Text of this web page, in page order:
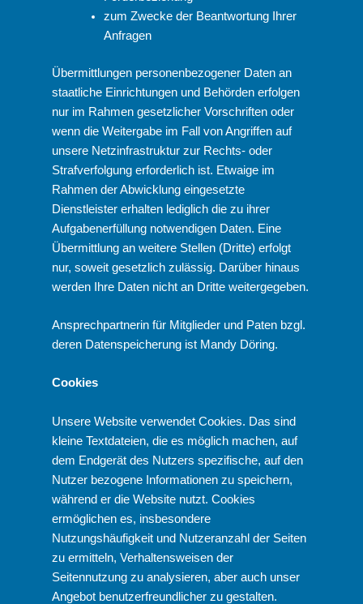
zum Zwecke der Beantwortung Ihrer
Anfragen
Übermittlungen personenbezogener Daten an
staatliche Einrichtungen und Behörden erfolgen
nur im Rahmen gesetzlicher Vorschriften oder
wenn die Weitergabe im Fall von Angriffen auf
unsere Netzinfrastruktur zur Rechts- oder
Strafverfolgung erforderlich ist. Etwaige im
Rahmen der Abwicklung eingesetzte
Dienstleister erhalten lediglich die zu ihrer
Aufgabenerfüllung notwendigen Daten. Eine
Übermittlung an weitere Stellen (Dritte) erfolgt
nur, soweit gesetzlich zulässig. Darüber hinaus
werden Ihre Daten nicht an Dritte weitergegeben.
Ansprechpartnerin für Mitglieder und Paten bzgl.
deren Datenspeicherung ist Mandy Döring.
Cookies
Unsere Website verwendet Cookies. Das sind
kleine Textdateien, die es möglich machen, auf
dem Endgerät des Nutzers spezifische, auf den
Nutzer bezogene Informationen zu speichern,
während er die Website nutzt. Cookies
ermöglichen es, insbesondere
Nutzungshäufigkeit und Nutzeranzahl der Seiten
zu ermitteln, Verhaltensweisen der
Seitennutzung zu analysieren, aber auch unser
Angebot benutzerfreundlicher zu gestalten.